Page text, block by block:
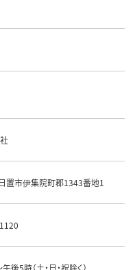
置市伊集院町郡1343番地1
後5時（土・日・祝除く）